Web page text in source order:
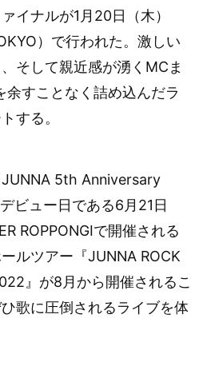
イナルが1月20日（木）
）で行われた。激しい
そして親近感が湧くMCま
余すことなく詰め込んだラ
する。
JUNNA 5th Anniversary
ビュー日である6月21日
ROPPONGIで開催される
ルツアー『JUNNA ROCK
』が8月から開催されるこ
歌に圧倒されるライブを体